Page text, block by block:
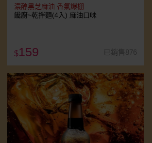
濃醇黑芝麻油 香氣爆棚
饞廚~乾拌麵(4入) 麻油口味
$159 已銷售876